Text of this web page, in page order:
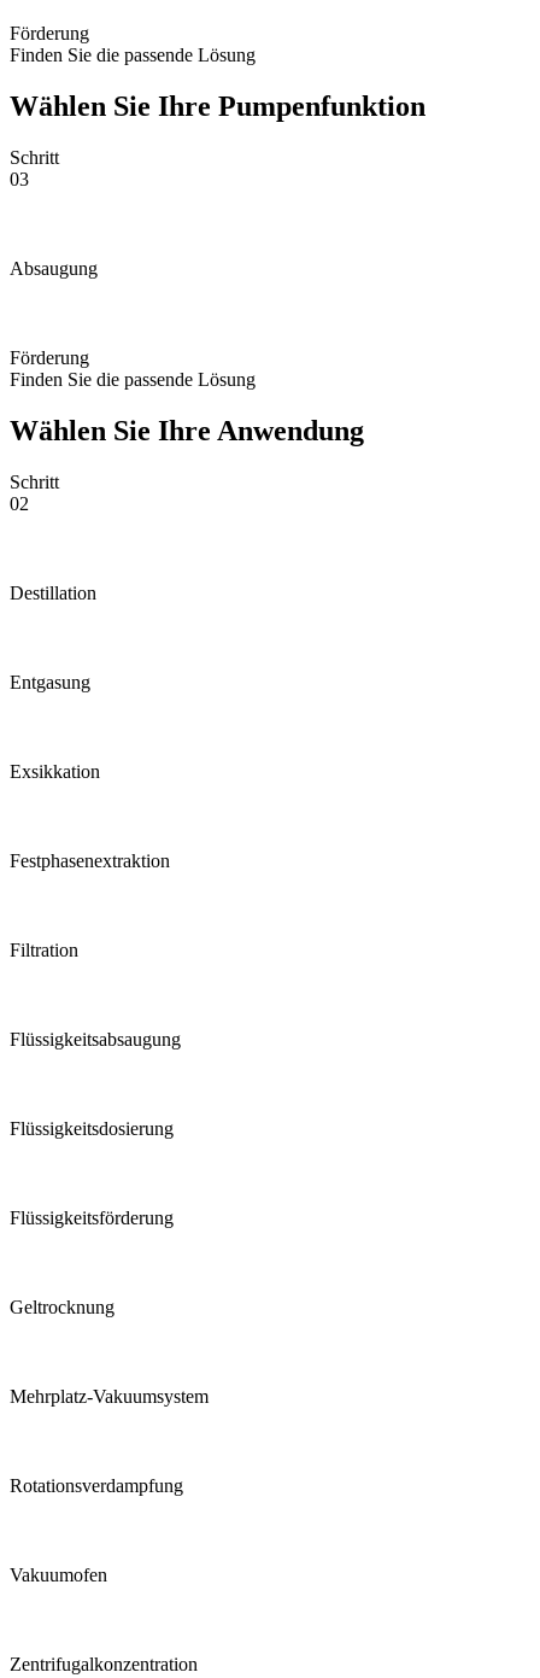
Förderung
Finden Sie die passende Lösung
Wählen Sie Ihre Pumpenfunktion
Schritt
03
Absaugung
Förderung
Finden Sie die passende Lösung
Wählen Sie Ihre Anwendung
Schritt
02
Destillation
Entgasung
Exsikkation
Festphasen­extraktion
Filtration
Flüssigkeits­absaugung
Flüssigkeits­dosierung
Flüssigkeits­förderung
Geltrocknung
Mehrplatz-Vakuumsystem
Rotations­verdampfung
Vakuumofen
Zentrifugal­konzentration